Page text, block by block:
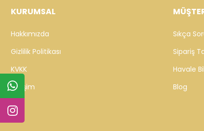
KURUMSAL
Hakkımızda
Gizlilik Politikası
KVKK
İletişim
Sıkça
Sipariş
Havale
Blog